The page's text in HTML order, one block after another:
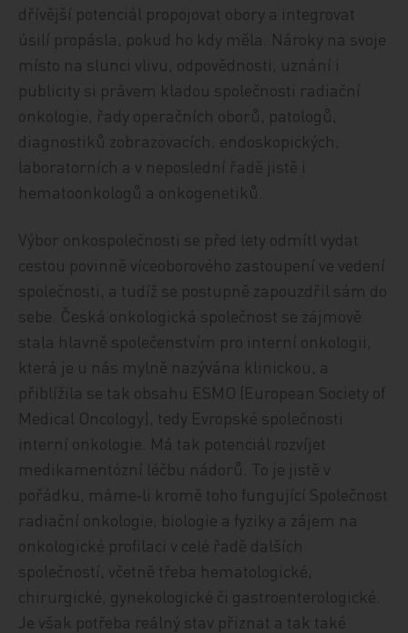
dřívější potenciál propojovat obory a integrovat
úsilí propásla, pokud ho kdy měla. Nároky na svoje
místo na slunci vlivu, odpovědnosti, uznání i
publicity si právem kladou společnosti radiační
onkologie, řady operačních oborů, patologů,
diagnostiků zobrazovacích, endoskopických,
laboratorních a v neposlední řadě jistě i
hematoonkologů a onkogenetiků.
Výbor onkospolečnosti se před lety odmítl vydat
cestou povinně víceoborového zastoupení ve vedení
společnosti, a tudíž se postupně zapouzdřil sám do
sebe. Česká onkologická společnost se zájmově
stala hlavně společenstvím pro interní onkologii,
která je u nás mylně nazývána klinickou, a
přiblížila se tak obsahu ESMO (European Society of
Medical Oncology), tedy Evropské společnosti
interní onkologie. Má tak potenciál rozvíjet
medikamentózní léčbu nádorů. To je jistě v
pořádku, máme‑li kromě toho fungující Společnost
radiační onkologie, biologie a fyziky a zájem na
onkologické profilaci v celé řadě dalších
společností, včetně třeba hematologické,
chirurgické, gynekologické či gastroenterologické.
Je však potřeba reálný stav přiznat a tak také